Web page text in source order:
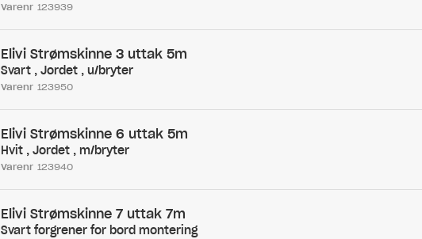
Varenr 123939
Elivi Strømskinne 3 uttak 5m
Svart , Jordet , u/bryter
Varenr 123950
Elivi Strømskinne 6 uttak 5m
Hvit , Jordet , m/bryter
Varenr 123940
Elivi Strømskinne 7 uttak 7m
Svart forgrener for bord montering